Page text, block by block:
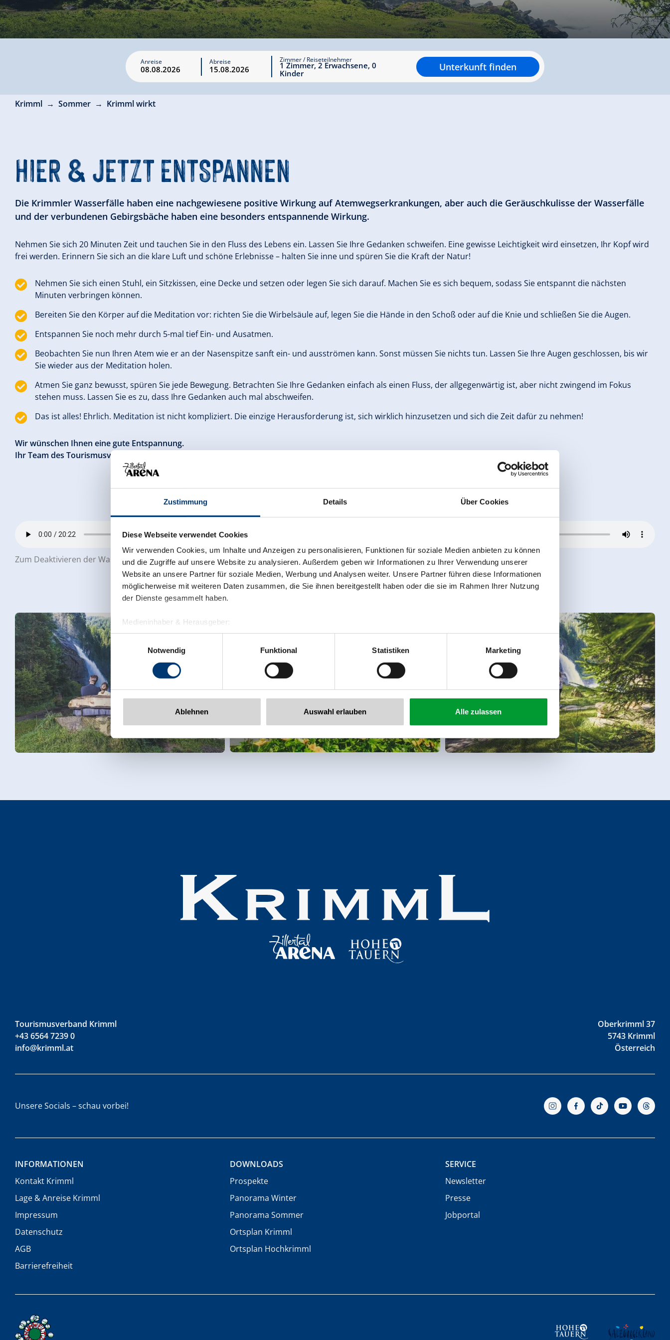
Zustimmung Details Über Cookies
Diese Webseite verwendet Cookies
Wir verwenden Cookies, um Inhalte und Anzeigen zu personalisieren, Funktionen für soziale Medien anbieten zu können
und die Zugriffe auf unsere Website zu analysieren. Außerdem geben wir Informationen zu Ihrer Verwendung unserer
Website an unsere Partner für soziale Medien, Werbung und Analysen weiter. Unsere Partner führen diese Informationen
möglicherweise mit weiteren Daten zusammen, die Sie ihnen bereitgestellt haben oder die sie im Rahmen Ihrer Nutzung
der Dienste gesammelt haben.
Medieninhaber & Herausgeber:
Zeller Bergbahnen Zillertal GmbH & Co KG
Rohr 23// A-6280 Zell am Ziller
www.zillertalarena.com
Einwilligungsauswahl
Notwendig
Funktional Statistiken Marketing
Ablehnen Auswahl erlauben Alle zulassen
Anreise Abreise Zimmer / Reiseteilnehmer
1 Zimmer, 2 Erwachsene, 0
Kinder
Unterkunft finden
Krimml Sommer Krimml wirkt
HIER & JETZT ENTSPANNEN
Die Krimmler Wasserfälle haben eine nachgewiesene positive Wirkung auf Atemwegserkrankungen, aber auch die Geräuschkulisse der Wasserfälle
und der verbundenen Gebirgsbäche haben eine besonders entspannende Wirkung.
Nehmen Sie sich 20 Minuten Zeit und tauchen Sie in den Fluss des Lebens ein. Lassen Sie Ihre Gedanken schweifen. Eine gewisse Leichtigkeit wird einsetzen, Ihr Kopf wird
frei werden. Erinnern Sie sich an die klare Luft und schöne Erlebnisse – halten Sie inne und spüren Sie die Kraft der Natur!
Nehmen Sie sich einen Stuhl, ein Sitzkissen, eine Decke und setzen oder legen Sie sich darauf. Machen Sie es sich bequem, sodass Sie entspannt die nächsten
Minuten verbringen können.
Bereiten Sie den Körper auf die Meditation vor: richten Sie die Wirbelsäule auf, legen Sie die Hände in den Schoß oder auf die Knie und schließen Sie die Augen.
Entspannen Sie noch mehr durch 5-mal tief Ein- und Ausatmen.
Beobachten Sie nun Ihren Atem wie er an der Nasenspitze sanft ein- und ausströmen kann. Sonst müssen Sie nichts tun. Lassen Sie Ihre Augen geschlossen, bis wir
Sie wieder aus der Meditation holen.
Atmen Sie ganz bewusst, spüren Sie jede Bewegung. Betrachten Sie Ihre Gedanken einfach als einen Fluss, der allgegenwärtig ist, aber nicht zwingend im Fokus
stehen muss. Lassen Sie es zu, dass Ihre Gedanken auch mal abschweifen.
Das ist alles! Ehrlich. Meditation ist nicht kompliziert. Die einzige Herausforderung ist, sich wirklich hinzusetzen und sich die Zeit dafür zu nehmen!
Wir wünschen Ihnen eine gute Entspannung.
Ihr Team des Tourismusverbandes Krimml
Zum Deaktivieren der Wasserfallmediation klicken Sie auf "Stopp".
Tourismusverband Krimml
+43 6564 7239 0
info@krimml.at
Oberkrimml 37
5743 Krimml
Österreich
Unsere Socials – schau vorbei!
INFORMATIONEN
Kontakt Krimml
Lage & Anreise Krimml
Impressum
Datenschutz
AGB
Barrierefreiheit
DOWNLOADS
Prospekte
Panorama Winter
Panorama Sommer
Ortsplan Krimml
Ortsplan Hochkrimml
SERVICE
Newsletter
Presse
Jobportal